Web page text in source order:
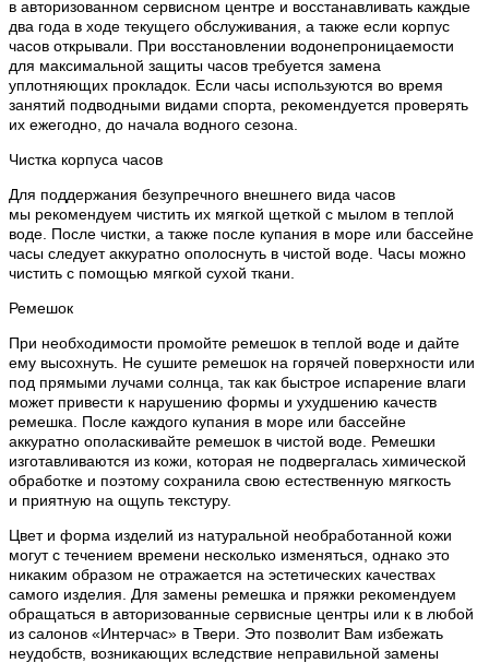
в авторизованном сервисном центре и восстанавливать каждые
два года в ходе текущего обслуживания, а также если корпус
часов открывали. При восстановлении водонепроницаемости
для максимальной защиты часов требуется замена
уплотняющих прокладок. Если часы используются во время
занятий подводными видами спорта, рекомендуется проверять
их ежегодно, до начала водного сезона.
Чистка корпуса часов
Для поддержания безупречного внешнего вида часов
мы рекомендуем чистить их мягкой щеткой с мылом в теплой
воде. После чистки, а также после купания в море или бассейне
часы следует аккуратно ополоснуть в чистой воде. Часы можно
чистить с помощью мягкой сухой ткани.
Ремешок
При необходимости промойте ремешок в теплой воде и дайте
ему высохнуть. Не сушите ремешок на горячей поверхности или
под прямыми лучами солнца, так как быстрое испарение влаги
может привести к нарушению формы и ухудшению качеств
ремешка. После каждого купания в море или бассейне
аккуратно ополаскивайте ремешок в чистой воде. Ремешки
изготавливаются из кожи, которая не подвергалась химической
обработке и поэтому сохранила свою естественную мягкость
и приятную на ощупь текстуру.
Цвет и форма изделий из натуральной необработанной кожи
могут с течением времени несколько изменяться, однако это
никаким образом не отражается на эстетических качествах
самого изделия. Для замены ремешка и пряжки рекомендуем
обращаться в авторизованные сервисные центры или к в любой
из салонов «Интерчас» в Твери. Это позволит Вам избежать
неудобств, возникающих вследствие неправильной замены